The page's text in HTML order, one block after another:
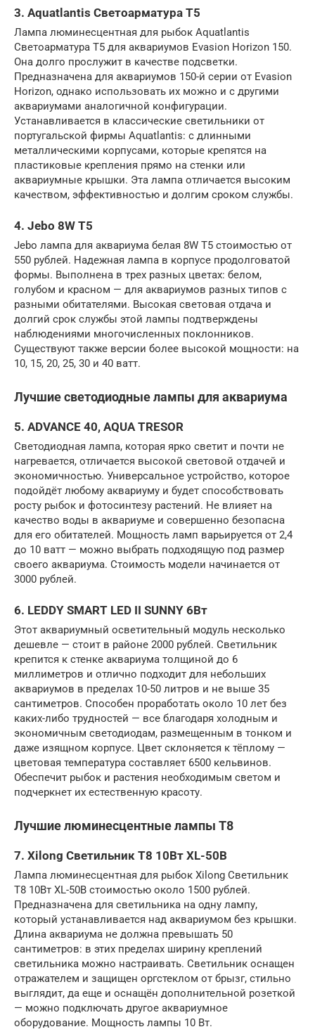
3. Aquatlantis Светоарматура Т5
Лампа люминесцентная для рыбок Aquatlantis
Светоарматура Т5 для аквариумов Evasion Horizon 150.
Она долго прослужит в качестве подсветки.
Предназначена для аквариумов 150-й серии от Evasion
Horizon, однако использовать их можно и с другими
аквариумами аналогичной конфигурации.
Устанавливается в классические светильники от
португальской фирмы Aquatlantis: с длинными
металлическими корпусами, которые крепятся на
пластиковые крепления прямо на стенки или
аквариумные крышки. Эта лампа отличается высоким
качеством, эффективностью и долгим сроком службы.
4. Jebo 8W Т5
Jebo лампа для аквариума белая 8W Т5 стоимостью от
550 рублей. Надежная лампа в корпусе продолговатой
формы. Выполнена в трех разных цветах: белом,
голубом и красном — для аквариумов разных типов с
разными обитателями. Высокая световая отдача и
долгий срок службы этой лампы подтверждены
наблюдениями многочисленных поклонников.
Существуют также версии более высокой мощности: на
10, 15, 20, 25, 30 и 40 ватт.
Лучшие светодиодные лампы для аквариума
5. ADVANCE 40, AQUA TRESOR
Светодиодная лампа, которая ярко светит и почти не
нагревается, отличается высокой световой отдачей и
экономичностью. Универсальное устройство, которое
подойдёт любому аквариуму и будет способствовать
росту рыбок и фотосинтезу растений. Не влияет на
качество воды в аквариуме и совершенно безопасна
для его обитателей. Мощность ламп варьируется от 2,4
до 10 ватт — можно выбрать подходящую под размер
своего аквариума. Стоимость модели начинается от
3000 рублей.
6. LEDDY SMART LED II SUNNY 6Вт
Этот аквариумный осветительный модуль несколько
дешевле — стоит в районе 2000 рублей. Светильник
крепится к стенке аквариума толщиной до 6
миллиметров и отлично подходит для небольших
аквариумов в пределах 10-50 литров и не выше 35
сантиметров. Способен проработать около 10 лет без
каких-либо трудностей — все благодаря холодным и
экономичным светодиодам, размещенным в тонком и
даже изящном корпусе. Цвет склоняется к тёплому —
цветовая температура составляет 6500 кельвинов.
Обеспечит рыбок и растения необходимым светом и
подчеркнет их естественную красоту.
Лучшие люминесцентные лампы T8
7. Xilong Светильник T8 10Вт XL-50B
Лампа люминесцентная для рыбок Xilong Светильник
T8 10Вт XL-50B стоимостью около 1500 рублей.
Предназначена для светильника на одну лампу,
который устанавливается над аквариумом без крышки.
Длина аквариума не должна превышать 50
сантиметров: в этих пределах ширину креплений
светильника можно настраивать. Светильник оснащен
отражателем и защищен оргстеклом от брызг, стильно
выглядит, да еще и оснащён дополнительной розеткой
— можно подключать другое аквариумное
оборудование. Мощность лампы 10 Вт.